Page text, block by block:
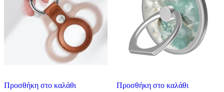
Προσθήκη στο καλάθι
Προσθήκη στο καλάθι